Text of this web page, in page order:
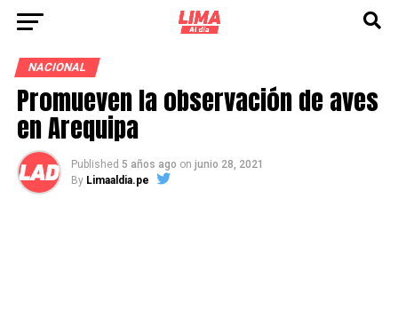
NACIONAL
Promueven la observación de aves
en Arequipa
Published 5 años ago on junio 28, 2021
By Limaaldia.pe